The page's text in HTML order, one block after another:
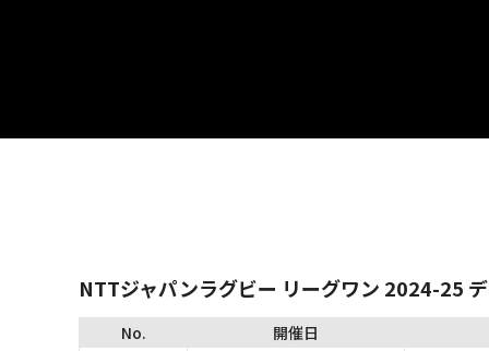
NTTジャパンラグビー リーグワン 2024-25
No. 開催日